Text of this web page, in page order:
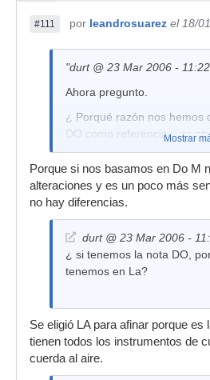
#111 por leandrosuarez el 18/
"durt @ 23 Mar 2006 -
Ahora pregunto.
¿ Porqué razón nos hemos
DO como referencia y no
Mostrar
Porque si nos basamos en Do M
alteraciones y es un poco más
no hay diferencias.
durt @ 23 Mar 2006 -
¿ si tenemos la nota DO,
tenemos en La?
Se eligió LA para afinar porque es
tienen todos los instrumentos de
cuerda al aire.